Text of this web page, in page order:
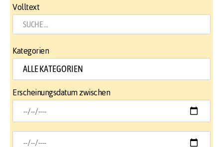
Volltext
Kategorien
Erscheinungsdatum zwischen